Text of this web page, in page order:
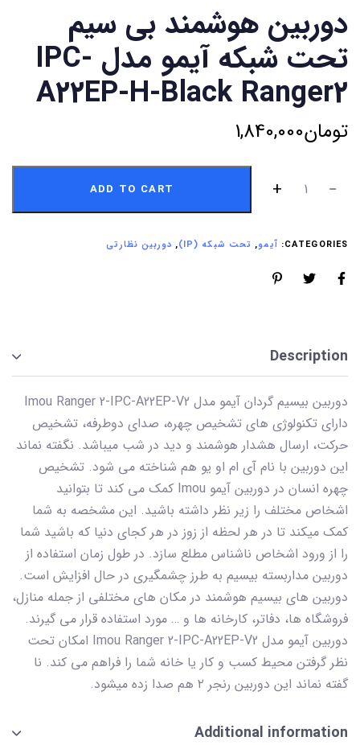
دوربین هوشمند بی سیم
تحت شبکه آیمو مدل IPC-
A22EP-H-Black Ranger2
تومان1,840,000
ADD TO CART
CATEGORIES: آیمو, تحت شبکه (IP) , دوربین نظارتی
Description
دوربین بیسیم گردان آیمو مدل Imou Ranger 2-IPC-A22EP-V2
دارای تکنولوژی های تشخیص چهره، صدای دوطرفه، تشخیص
حرکت، ارسال هشدار هوشمند و دید در شب میباشد. نگفته نماند
این دوربین با نام آی ام او یو هم شناخته می شود. تشخیص
چهره انسان در دوربین آیمو Imou کمک می کند تا بتوانید
اشخاص مختلف را زیر نظر داشته باشید. این مشخصه به شما
کمک میکند تا در هر لحظه از زوز در هر کجای دنیا که باشید شما
را از ورود اشخاص ناشناس مطلع سازد. در طول زمان استفاده از
دوربین مداربسته بیسیم به طرز چشمگیری در حال افزایش است.
دوربین های بیسیم هوشمند در مکان های مختلفی از جمله منازل،
فروشگاه ها، دفاتر، کارخانه ها و … مورد استفاده قرار می گیرند.
دوربین آیمو مدل Imou Ranger 2-IPC-A22EP-V2 امکان تحت
نظر گرفتن محیط کسب و کار یا خانه شما را فراهم می کند. نا
گفته نماند این دوربین رنجر ۲ هم صدا زده میشود.
Additional information